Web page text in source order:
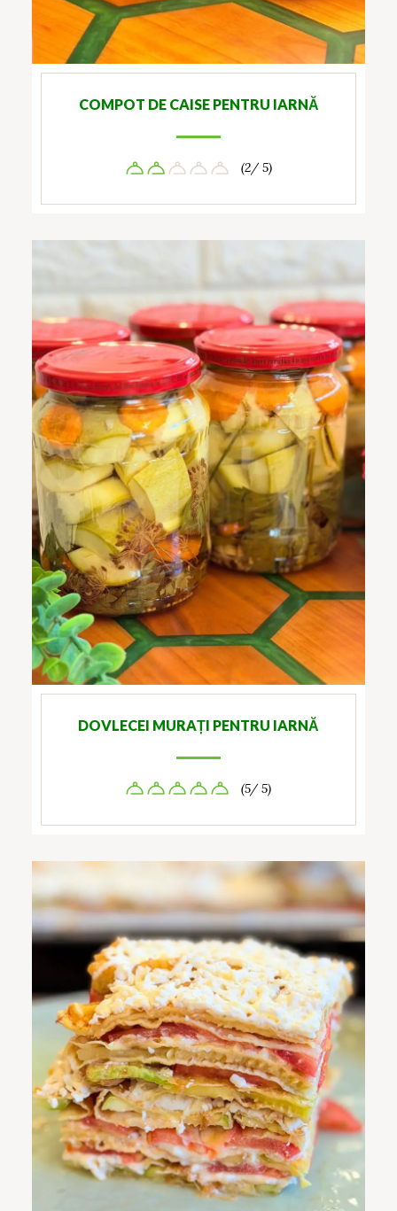
COMPOT DE CAISE PENTRU IARNĂ
(2/ 5)
DOVLECEI MURAȚI PENTRU IARNĂ
(5/ 5)